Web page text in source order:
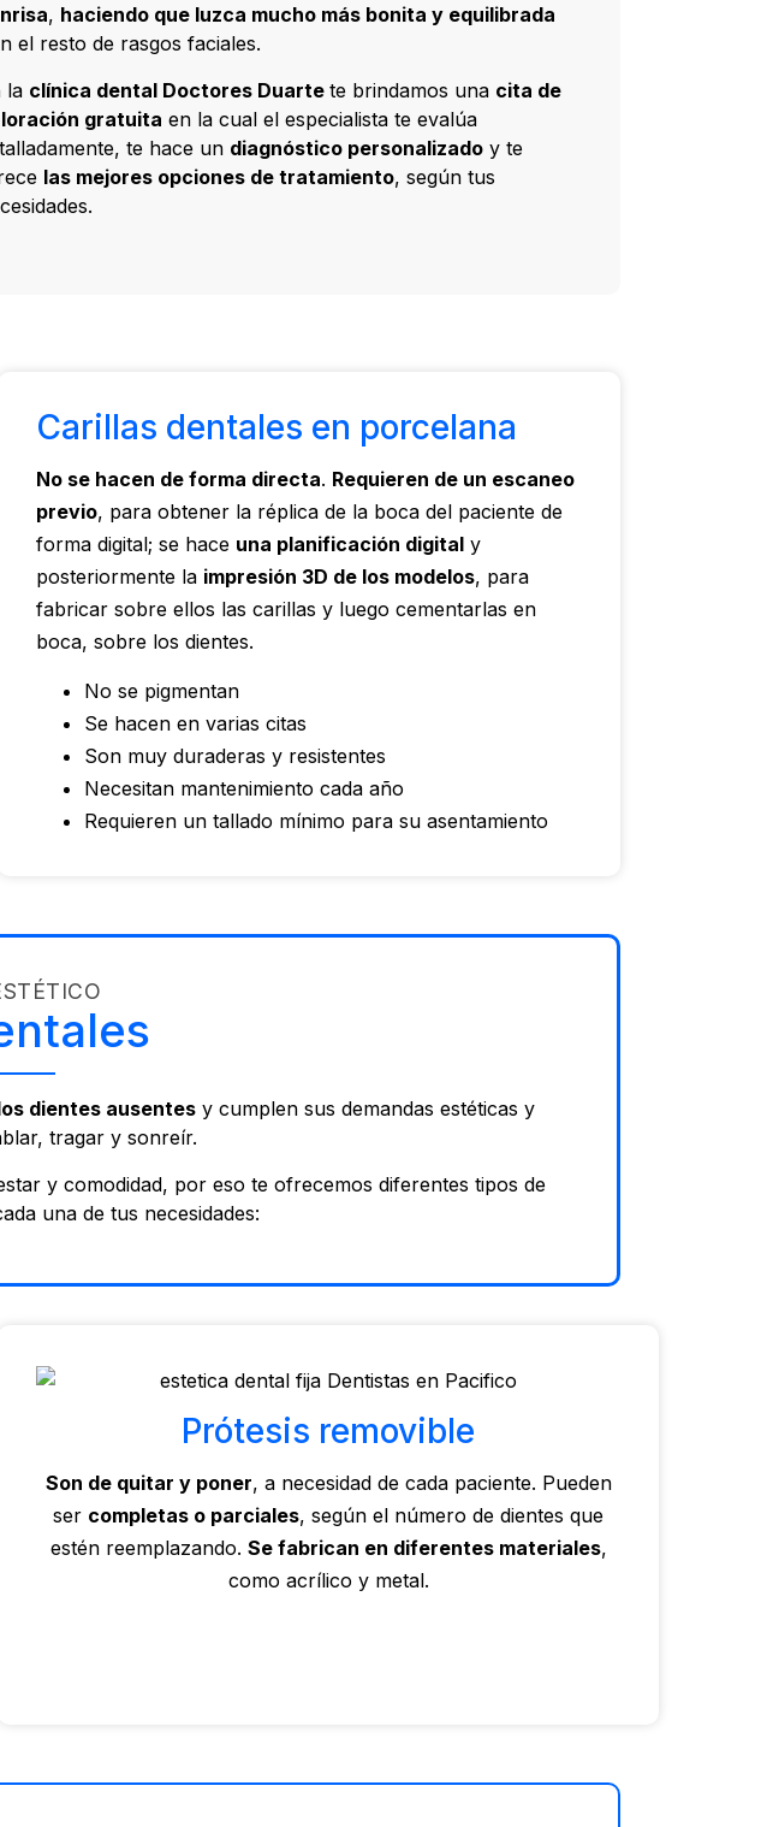
, haciendo que luzca mucho más bonita y equilibrada
el resto de rasgos faciales.
la clínica dental Doctores Duarte te brindamos una cita de
gratuita en la cual el especialista te evalúa
te hace un diagnóstico personalizado y te
las mejores opciones de tratamiento, según tus
Carillas dentales en porcelana
No se hacen de forma directa. Requieren de un escaneo
previo, para obtener la réplica de la boca del paciente de
forma digital; se hace una planificación digital y
posteriormente la impresión 3D de los modelos, para
fabricar sobre ellos las carillas y luego cementarlas en
boca, sobre los dientes.
No se pigmentan
Se hacen en varias citas
Son muy duraderas y resistentes
Necesitan mantenimiento cada año
Requieren un tallado mínimo para su asentamiento
dientes ausentesy cumplen sus demandas estéticas y
tragar y sonreír.
y comodidad, por eso te ofrecemos diferentes tipos de
una de tus necesidades:
Prótesis removible
Son de quitar y poner, a necesidad de cada paciente. Pueden
ser completas o parciales, según el número de dientes que
estén reemplazando. Se fabrican en diferentes materiales,
como acrílico y metal.